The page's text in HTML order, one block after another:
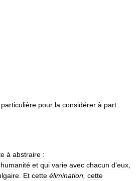
particulière pour la considérer à part
à abstraire :
humanité et qui varie avec chacun d'eux
Et cette élimination cette